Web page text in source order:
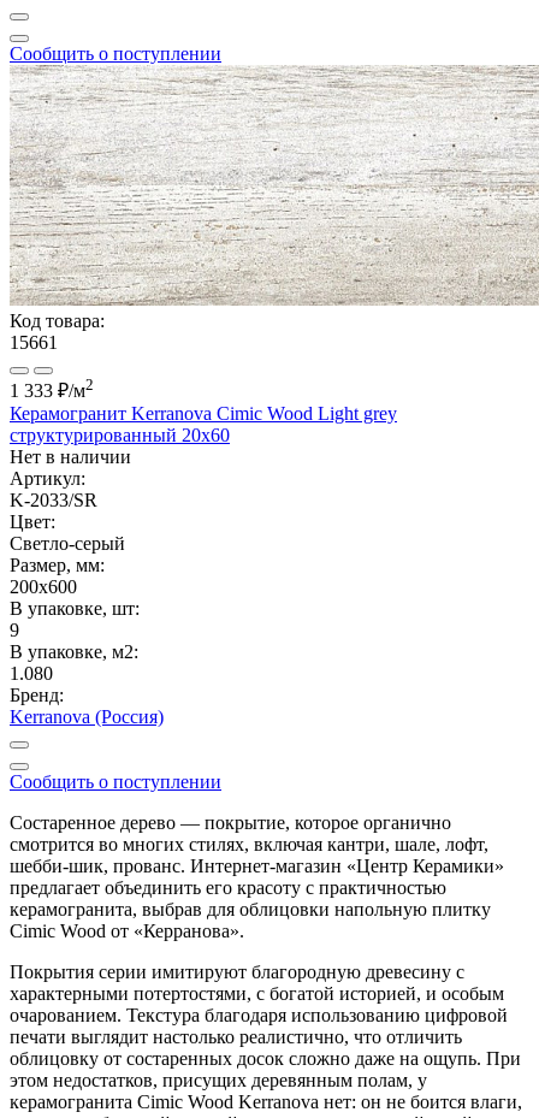
Сообщить о поступлении
Код товара:
15661
1 333 ₽/м2
Керамогранит Kerranova Cimic Wood Light grey
структурированный 20x60
Нет в наличии
Артикул:
K-2033/SR
Цвет:
Светло-серый
Размер, мм:
200x600
В упаковке, шт:
9
В упаковке, м2:
1.080
Бренд:
Kerranova (Россия)
Сообщить о поступлении
Состаренное дерево — покрытие, которое органично
смотрится во многих стилях, включая кантри, шале, лофт,
шебби-шик, прованс. Интернет-магазин «Центр Керамики»
предлагает объединить его красоту с практичностью
керамогранита, выбрав для облицовки напольную плитку
Cimic Wood от «Керранова».
Покрытия серии имитируют благородную древесину с
характерными потертостями, с богатой историей, и особым
очарованием. Текстура благодаря использованию цифровой
печати выглядит настолько реалистично, что отличить
облицовку от состаренных досок сложно даже на ощупь. При
этом недостатков, присущих деревянным полам, у
керамогранита Cimic Wood Kerranova нет: он не боится влаги,